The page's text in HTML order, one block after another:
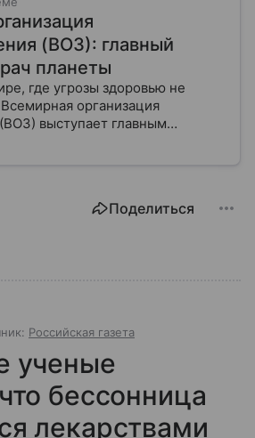
(ВОЗ): главный
планеты
где угрозы здоровью не
организация
выступает главным
здравоохранения. Эта
Как устроен этот «командный
Поделиться
Российская газета
ученые
бессонница
лекарствами